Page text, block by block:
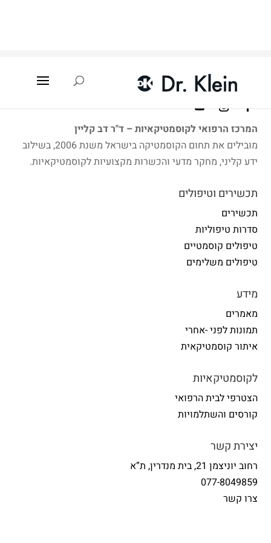
המרכז הרפואי לקוסמטיקאיות – ד"ר דב קליין
מובילים את תחום הקוסמטיקה בישראל משנת 2006, בשילוב
ידע קליני, מחקר מדעי והכשרות מקצועיות לקוסמטיקאיות.
תכשירים וטיפולים
תכשירים
סדרות טיפוליות
טיפולים קוסמטיים
טיפולים משלימים
מידע
מאמרים
תמונות לפני -אחרי
איתור קוסמטיקאית
לקוסמטיקאיות
הצטרפי לבית הרפואי
קורסים והשתלמויות
יצירת קשר
רחוב יוניצמן 21, בית מנדרין, ת”א
077-8049859
צרו קשר